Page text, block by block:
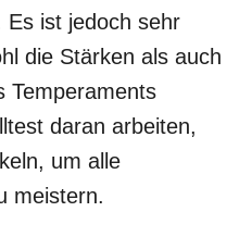
Es ist jedoch sehr
die Stärken als auch
Temperaments
daran arbeiten,
um alle
meistern.